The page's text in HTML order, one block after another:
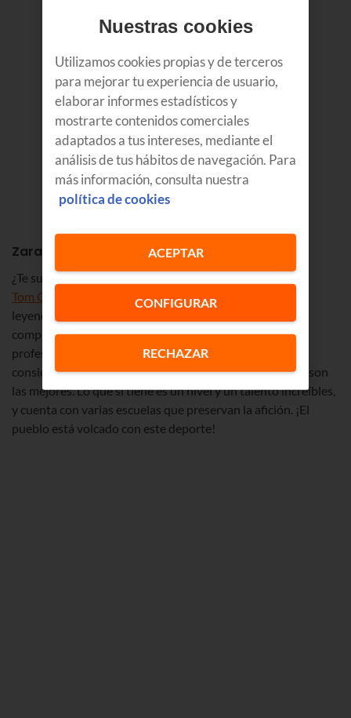
Zarautz
¿Te suenan los nombres deTom Curren,Martin Potter
Tom Carroll
Nicky Woodo Derek Ho ? Además de ser
leyendas del surf, todos ellos tienen en común una cosa:
compitieron alguna vez en uno de los campeonatos
profesionales de Zarautz. Por eso a este municipio se le
consideraLa Meca del stormsurf, y eso que sus olas no son
las mejores. Lo que sí tiene es un nivel y un talento increíbles,
y cuenta con varias escuelas que preservan la afición. ¡El
pueblo está volcado con este deporte!
Nuestras cookies
Utilizamos cookies propias y de terceros
para mejorar tu experiencia de usuario,
elaborar informes estadísticos y
mostrarte contenidos comerciales
adaptados a tus intereses, mediante el
análisis de tus hábitos de navegación. Para
más información, consulta nuestra
política de cookies
CONFIGURAR
RECHAZAR
ACEPTAR